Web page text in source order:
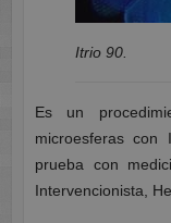
Itrio 90.
Es un
microesferas con
prueba con
Intervencionista,